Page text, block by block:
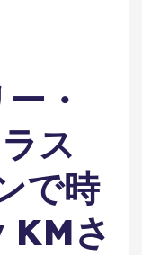
・
ス
で時
さ